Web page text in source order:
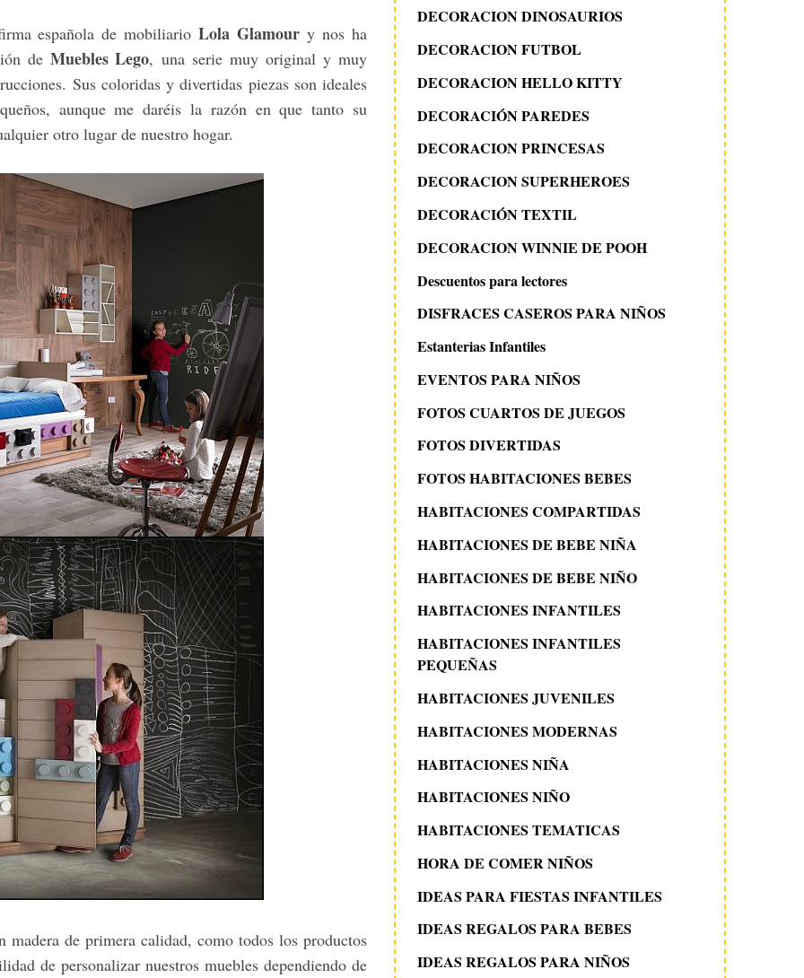
española de mobiliarioLola Glamour y nos ha
de Muebles Lego, una serie muy original y muy
Sus coloridas y divertidas piezas son ideales
aunque me daréis la razón en que tanto su
otro lugar de nuestro hogar.
madera de primera calidad, como todos los productos
de personalizar nuestros muebles dependiendo de
DECORACION DINOSAURIOS
DECORACION FUTBOL
DECORACION HELLO KITTY
DECORACIÓN PAREDES
DECORACION PRINCESAS
DECORACION SUPERHEROES
DECORACIÓN TEXTIL
DECORACION WINNIE DE POOH
Descuentos para lectores
DISFRACES CASEROS PARA NIÑOS
Estanterias Infantiles
EVENTOS PARA NIÑOS
FOTOS CUARTOS DE JUEGOS
FOTOS DIVERTIDAS
FOTOS HABITACIONES BEBES
HABITACIONES COMPARTIDAS
HABITACIONES DE BEBE NIÑA
HABITACIONES DE BEBE NIÑO
HABITACIONES INFANTILES
HABITACIONES INFANTILES
PEQUEÑAS
HABITACIONES JUVENILES
HABITACIONES MODERNAS
HABITACIONES NIÑA
HABITACIONES NIÑO
HABITACIONES TEMATICAS
HORA DE COMER NIÑOS
IDEAS PARA FIESTAS INFANTILES
IDEAS REGALOS PARA BEBES
IDEAS REGALOS PARA NIÑOS